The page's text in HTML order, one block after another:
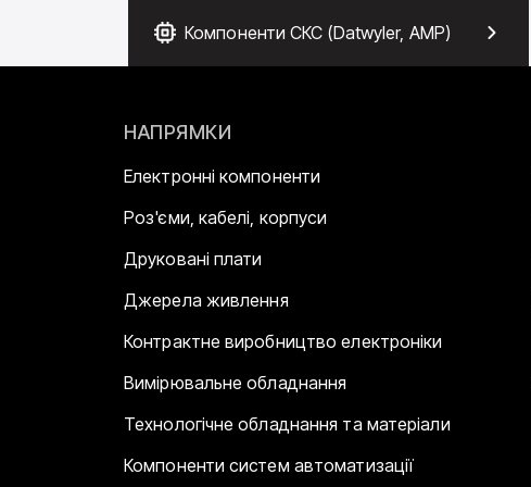
Компоненти СКС (Datwyler, AMP)
НАПРЯМКИ
Електронні компоненти
Роз'єми, кабелі, корпуси
Друковані плати
Джерела живлення
Контрактне виробництво електроніки
Вимірювальне обладнання
Технологічне обладнання та матеріали
Компоненти систем автоматизації